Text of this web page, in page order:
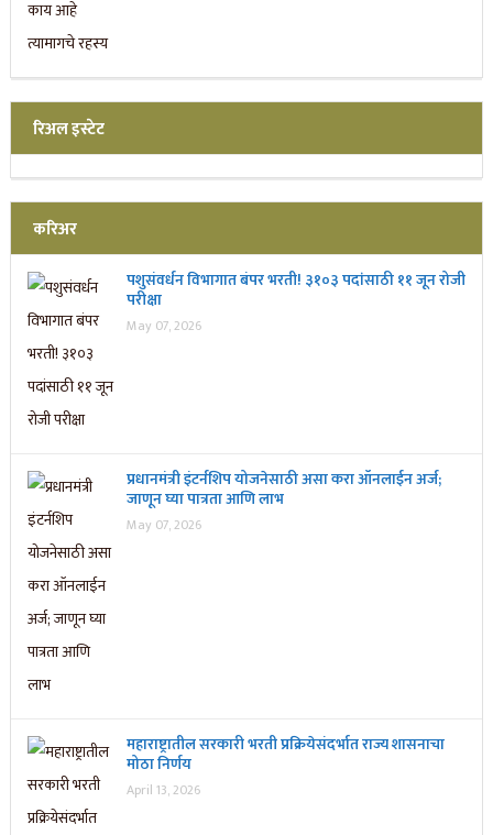
रिअल इस्टेट
करिअर
पशुसंवर्धन विभागात बंपर भरती! ३१०३ पदांसाठी ११ जून रोजी
परीक्षा
May 07, 2026
प्रधानमंत्री इंटर्नशिप योजनेसाठी असा करा ऑनलाईन अर्ज;
जाणून घ्या पात्रता आणि लाभ
May 07, 2026
महाराष्ट्रातील सरकारी भरती प्रक्रियेसंदर्भात राज्य शासनाचा
मोठा निर्णय
April 13, 2026